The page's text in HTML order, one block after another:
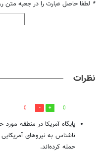
* لطفا حاصل عبارت را در جعبه متن
نظرات
0
0
پایگاه آمریکا در منطقه
ناشناس به نیروهای
حمله کرده‌اند.